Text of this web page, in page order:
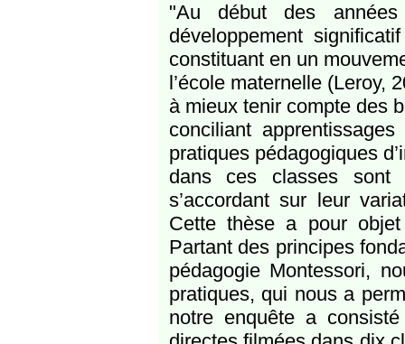
"Au début des
développement
constituant en un
l’école maternelle (Leroy,
à mieux tenir compte des
conciliant
pratiques pédagogiques
dans ces classes sont
s’accordant sur leur
Cette thèse a pour
Partant des principes
pédagogie Montessori,
pratiques, qui nous a
notre enquête a